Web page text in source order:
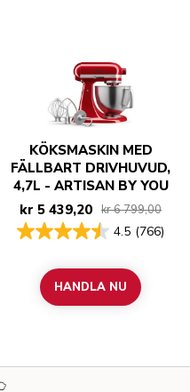
KÖKSMASKIN MED
FÄLLBART DRIVHUVUD,
4,7L - ARTISAN BY YOU
kr 5 439,20 kr 6 799,00
4.5 (766)
HANDLA NU